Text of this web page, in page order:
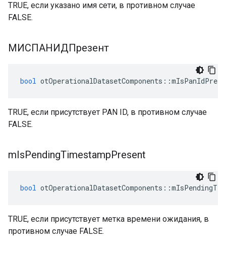
TRUE, если указано имя сети, в противном случае
FALSE.
МИСПАНИДПрезент
bool otOperationalDatasetComponents ::
TRUE, если присутствует PAN ID, в противном случае
FALSE.
mIsPendingTimestampPresent
bool otOperationalDatasetComponents ::
TRUE, если присутствует метка времени ожидания, в
противном случае FALSE.